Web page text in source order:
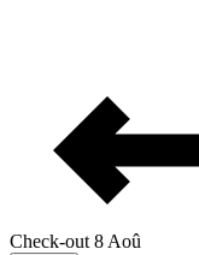
Check-out 8 Aoû